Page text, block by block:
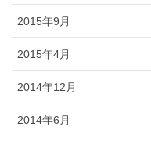
2015年9月
2015年4月
2014年12月
2014年6月